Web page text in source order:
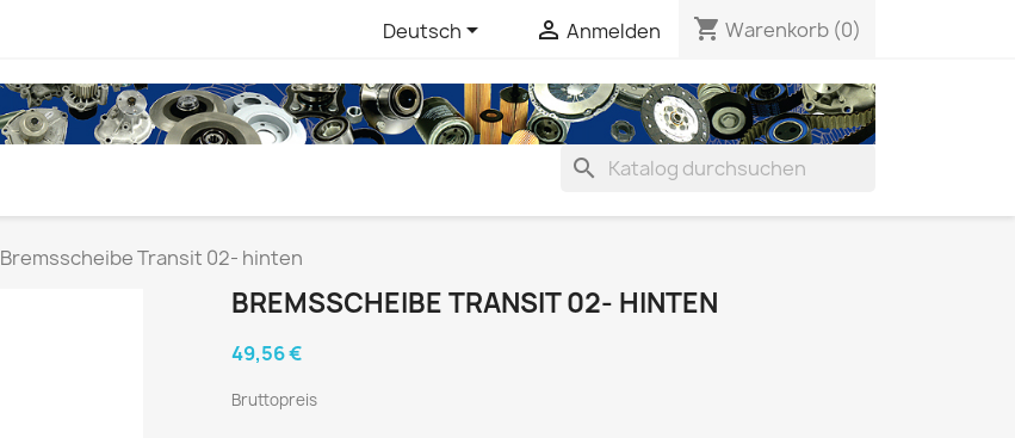
Deutsch  Anmelden shopping_cart Warenkorb (0)
search
Bremsscheibe Transit 02- hinten
BREMSSCHEIBE TRANSIT 02- HINTEN
49,56 €
Bruttopreis